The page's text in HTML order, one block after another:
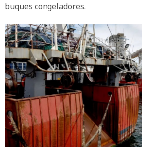
buques congeladores.